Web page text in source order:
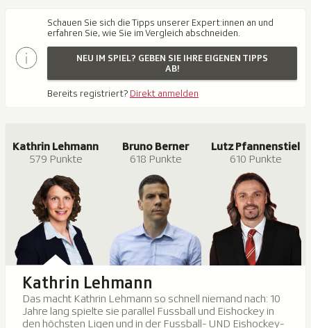
Schauen Sie sich die Tipps unserer Expert:innen an und
erfahren Sie, wie Sie im Vergleich abschneiden.
NEU IM SPIEL? GEBEN SIE IHRE EIGENEN TIPPS
AB!
Bereits registriert? Direkt anmelden
Kathrin Lehmann
579 Punkte
Bruno Berner
618 Punkte
Lutz Pfannenstiel
610 Punkte
Kathrin Lehmann
Das macht Kathrin Lehmann so schnell niemand nach: 10
Jahre lang spielte sie parallel Fussball und Eishockey in
den höchsten Ligen und in der Fussball- UND Eishockey-